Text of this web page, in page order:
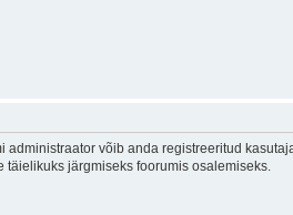
võib anda registreeritud
järgmiseks foorumis osalemiseks.